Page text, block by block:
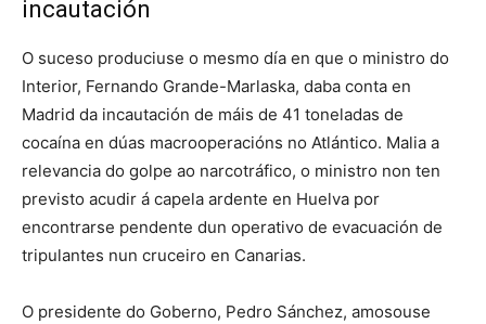
incautación
O suceso produciuse o mesmo día en que o ministro do
Interior, Fernando Grande-Marlaska, daba conta en
Madrid da incautación de máis de 41 toneladas de
cocaína en dúas macrooperacións no Atlántico. Malia a
relevancia do golpe ao narcotráfico, o ministro non ten
previsto acudir á capela ardente en Huelva por
encontrarse pendente dun operativo de evacuación de
tripulantes nun cruceiro en Canarias.
O presidente do Goberno, Pedro Sánchez, amosouse